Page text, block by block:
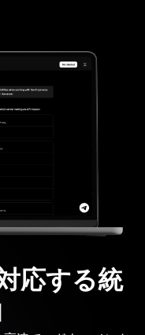
応する統